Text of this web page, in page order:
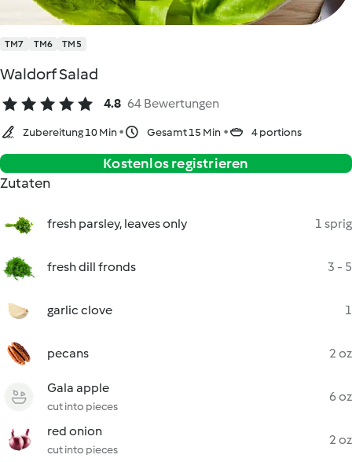
TM7 TM6 TM5
Waldorf Salad
4.8 64 Bewertungen
Zubereitung 10 Min Gesamt 15 Min 4 portions
Kostenlos registrieren
Zutaten
fresh parsley, leaves only 1 sprig
fresh dill fronds 3 - 5
garlic clove 1
pecans 2 oz
Gala apple
cut into pieces
6 oz
red onion
cut into pieces
2 oz